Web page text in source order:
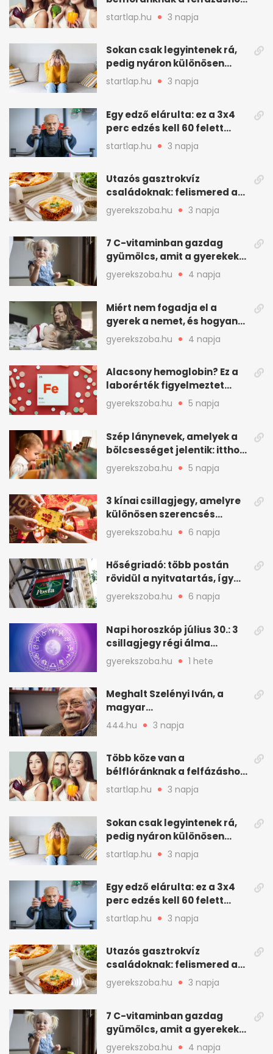
mint hinnénk – Így védhetjük
nyáron a húgyutakat (x)
startlap.hu 3 napja
Sokan csak legyintenek rá,
pedig nyáron különösen
gyakran jelentkezik ez a
kellemetlen betegség
startlap.hu 3 napja
Egy edző elárulta: ez a 3x4
perc edzés kell 60 felett
mindenkinek
startlap.hu 3 napja
Utazós gasztrokvíz
családoknak: felismered az
asadót és társait?
gyerekszoba.hu 3 napja
7 C-vitaminban gazdag
gyümölcs, amit a gyerekek
is szívesen megesznek
gyerekszoba.hu 4 napja
Miért nem fogadja el a
gyerek a nemet, és hogyan
mondd ki jól?
gyerekszoba.hu 4 napja
Alacsony hemoglobin? Ez a
laborérték figyelmeztet
vashiányra
gyerekszoba.hu 5 napja
Szép lánynevek, amelyek a
bölcsességet jelentik: itthon
is adhatók
gyerekszoba.hu 5 napja
3 kínai csillagjegy, amelyre
különösen szerencsés
augusztus vár
gyerekszoba.hu 6 napja
Hőségriadó: több postán
rövidül a nyitvatartás, így
intézkedik a Magyar Posta
gyerekszoba.hu 6 napja
Napi horoszkóp július 30.: 3
csillagjegy régi álma
teljesülhet
gyerekszoba.hu 1 hete
Meghalt Szelényi Iván, a
magyar
társadalomtudomány
meghatározó alakja
444.hu 3 napja
Több köze van a
bélflóránknak a felfázáshoz,
mint hinnénk – Így védhetjük
nyáron a húgyutakat (x)
startlap.hu 3 napja
Sokan csak legyintenek rá,
pedig nyáron különösen
gyakran jelentkezik ez a
kellemetlen betegség
startlap.hu 3 napja
Egy edző elárulta: ez a 3x4
perc edzés kell 60 felett
mindenkinek
startlap.hu 3 napja
Utazós gasztrokvíz
családoknak: felismered az
asadót és társait?
gyerekszoba.hu 3 napja
7 C-vitaminban gazdag
gyümölcs, amit a gyerekek
is szívesen megesznek
gyerekszoba.hu 4 napja